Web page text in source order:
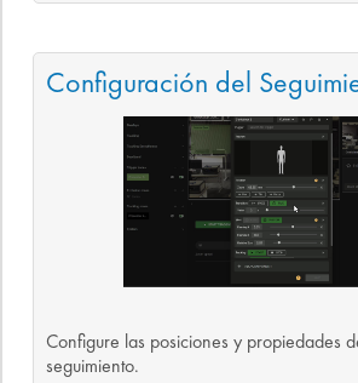
Configuración del
Configure las posiciones y propiedades
seguimiento.